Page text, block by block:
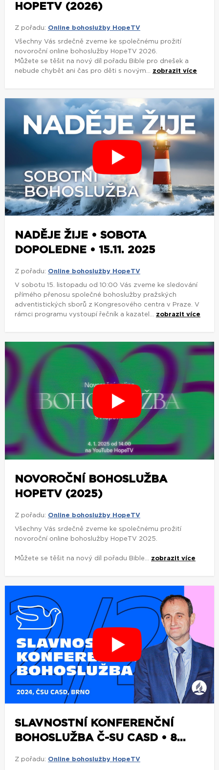
HOPETV (2026)
Z pořadu: Online bohoslužby HopeTV
Všechny Vás srdečně zveme ke společnému prožití
novoroční online bohoslužby HopeTV 2026.
Můžete se těšit na nový díl pořadu Bible pro dnešek a
nebude chybět ani čas pro děti s novým... zobrazit více
NADĚJE ŽIJE • SOBOTA
DOPOLEDNE • 15.11. 2025
Z pořadu: Online bohoslužby HopeTV
V sobotu 15. listopadu od 10:00 Vás zveme ke sledování
přímého přenosu společné bohoslužby pražských
adventistických sborů z Kongresového centra v Praze. V
rámci programu vystoupí řečník a kazatel... zobrazit více
NOVOROČNÍ BOHOSLUŽBA
HOPETV (2025)
Z pořadu: Online bohoslužby HopeTV
Všechny Vás srdečně zveme ke společnému prožití
novoroční online bohoslužby HopeTV 2025.
Můžete se těšit na nový díl pořadu Bible... zobrazit více
SLAVNOSTNÍ KONFERENČNÍ
BOHOSLUŽBA Č-SU CASD • 8...
Z pořadu: Online bohoslužby HopeTV